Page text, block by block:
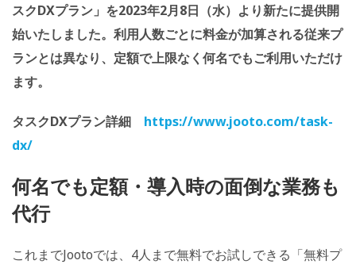
スクDXプラン」を2023年2月8日（水）より新たに提供開
始いたしました。利用人数ごとに料金が加算される従来プ
ランとは異なり、定額で上限なく何名でもご利用いただけ
ます。
タスクDXプラン詳細 https://www.jooto.com/task-
dx/
何名でも定額・導入時の面倒な業務も
代行
これまでJootoでは、4人まで無料でお試しできる「無料プ